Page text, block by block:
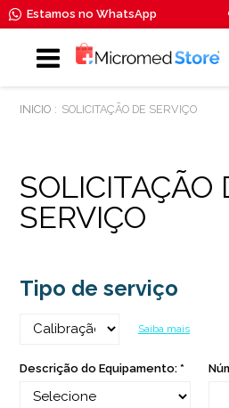
Estamos no WhatsApp
SOLICITAÇÃO DE SERVIÇO
SOLICITAÇÃO
SERVIÇO
Tipo de serviço
Saiba mais
Descrição do Equipamento: *